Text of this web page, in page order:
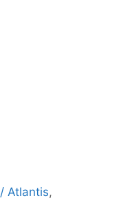
Atlantis,